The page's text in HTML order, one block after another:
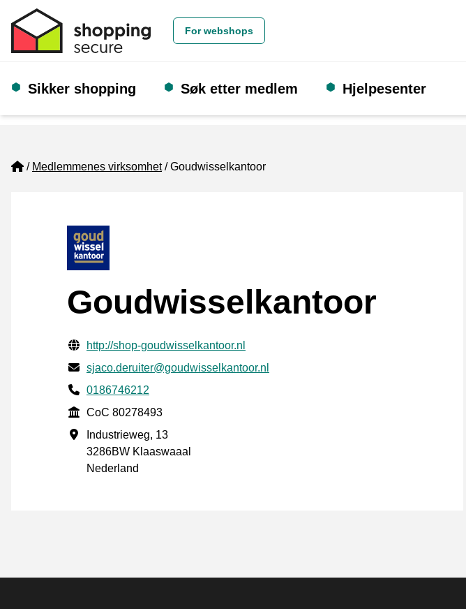
For webshops
Sikker shopping Søk etter medlem Hjelpesenter
Home
Medlemmenes virksomhet Goudwisselkantoor
Goudwisselkantoor
Verifisert kontaktinformasjon
Website URL
http://shop-goudwisselkantoor.nl
E-post
sjaco.deruiter@goudwisselkantoor.nl
Phone number
0186746212
CoC
CoC 80278493
Forretningsadresse
Industrieweg, 13
3286BW Klaaswaaal
Nederland